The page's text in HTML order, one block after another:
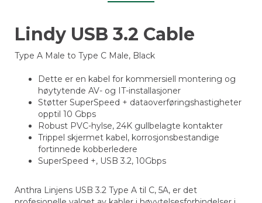
Lindy USB 3.2 Cable
Type A Male to Type C Male, Black
Dette er en kabel for kommersiell montering og
høytytende AV- og IT-installasjoner
Støtter SuperSpeed + dataoverføringshastigheter
opptil 10 Gbps
Robust PVC-hylse, 24K gullbelagte kontakter
Trippel skjermet kabel, korrosjonsbestandige
fortinnede kobberledere
SuperSpeed +, USB 3.2, 10Gbps
Anthra Linjens USB 3.2 Type A til C, 5A, er det